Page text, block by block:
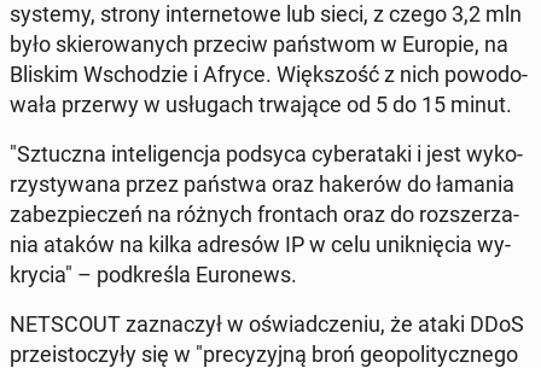
systemy, strony in­ter­ne­to­we lub sieci, z czego 3,2 mln
było skie­ro­wa­nych przeciw pań­stwom w Europie, na
Bliskim Wscho­dzie i Afryce. Więk­szość z nich po­wo­do­
wa­ła przerwy w usłu­gach trwa­ją­ce od 5 do 15 minut.
"Sztucz­na in­te­li­gen­cja podsyca cy­be­ra­ta­ki i jest wy­ko­
rzy­sty­wa­na przez państwa oraz hakerów do łamania
za­bez­pie­czeń na różnych fron­tach oraz do roz­sze­rza­
nia ataków na kilka adresów IP w celu unik­nię­cia wy­
kry­cia" – pod­kre­śla Eu­ro­news.
NET­SCO­UT za­zna­czył w oświad­cze­niu, że ataki DDoS
prze­isto­czy­ły się w "pre­cy­zyj­ną broń geo­po­li­tycz­ne­go